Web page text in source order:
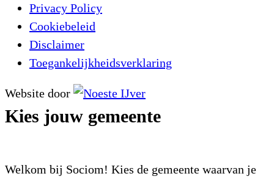
Privacy Policy
Cookiebeleid
Disclaimer
Toegankelijkheidsverklaring
Website door
Kies jouw gemeente
Welkom bij Sociom! Kies de gemeente waarvan je